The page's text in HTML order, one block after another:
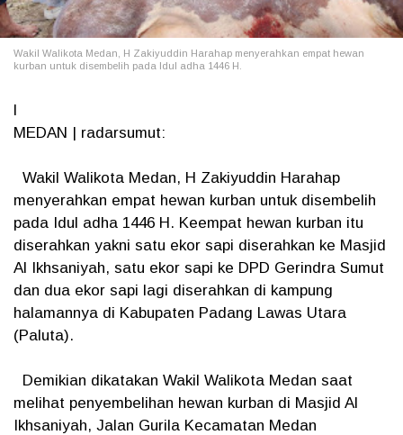
Wakil Walikota Medan, H Zakiyuddin Harahap menyerahkan empat hewan
kurban untuk disembelih pada Idul adha 1446 H.
l
MEDAN | radarsumut:
Wakil Walikota Medan, H Zakiyuddin Harahap
menyerahkan empat hewan kurban untuk disembelih
pada Idul adha 1446 H. Keempat hewan kurban itu
diserahkan yakni satu ekor sapi diserahkan ke Masjid
Al Ikhsaniyah, satu ekor sapi ke DPD Gerindra Sumut
dan dua ekor sapi lagi diserahkan di kampung
halamannya di Kabupaten Padang Lawas Utara
(Paluta).
Demikian dikatakan Wakil Walikota Medan saat
melihat penyembelihan hewan kurban di Masjid Al
Ikhsaniyah, Jalan Gurila Kecamatan Medan